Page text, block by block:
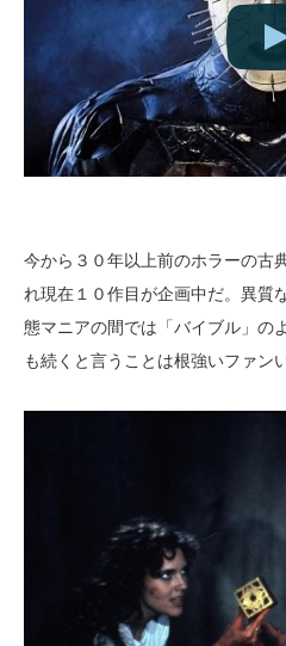
今から３０年以上前のホラーの古
れ現在１０作目が企画中だ。異質
態マニアの間では「バイブル」の
も続くと言うことは根強いファン